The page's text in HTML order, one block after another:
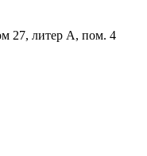
27, литер А, пом. 4